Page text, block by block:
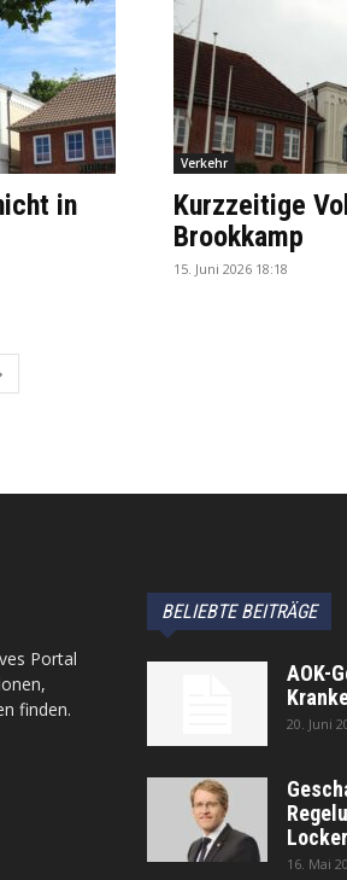
in
Verkehr
Kurzzeitige
Brookkamp
15. Juni 2026 18:18
Portal
finden.
BELIEBTE BEITRÄGE
AOK-
20. Juni
16. Mai